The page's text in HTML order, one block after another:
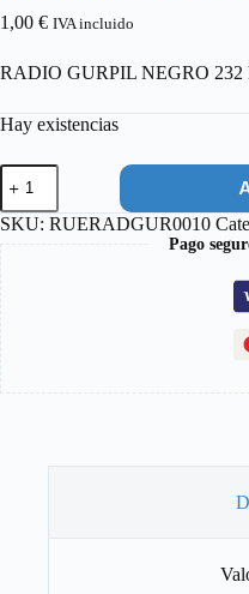
1,00 € IVA incluido
RADIO GURPIL NEGRO
Hay existencias
RADIO
GURPIL
NEGRO
232
MM
+
CABECILLA
cantidad
SKU: RUERADGUR0010
Pago